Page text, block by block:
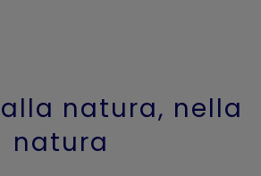
natura, nella
natura